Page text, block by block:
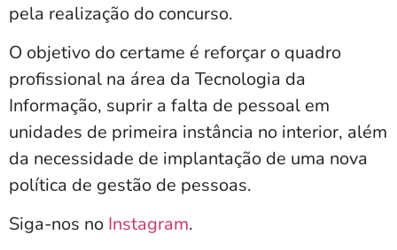
pela realização do concurso.
O objetivo do certame é reforçar o quadro
profissional na área da Tecnologia da
Informação, suprir a falta de pessoal em
unidades de primeira instância no interior, além
da necessidade de implantação de uma nova
política de gestão de pessoas.
Siga-nos no Instagram.